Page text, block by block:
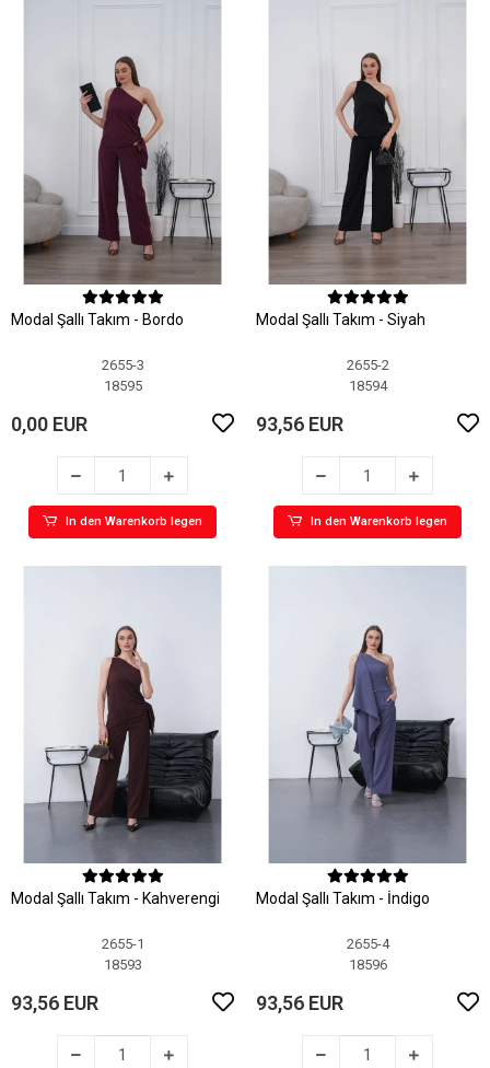
Modal Şallı Takım - Bordo
2655-3
18595
0,00 EUR
In den Warenkorb legen
Modal Şallı Takım - Siyah
2655-2
18594
93,56 EUR
In den Warenkorb legen
Modal Şallı Takım - Kahverengi
2655-1
18593
93,56 EUR
Modal Şallı Takım - İndigo
2655-4
18596
93,56 EUR